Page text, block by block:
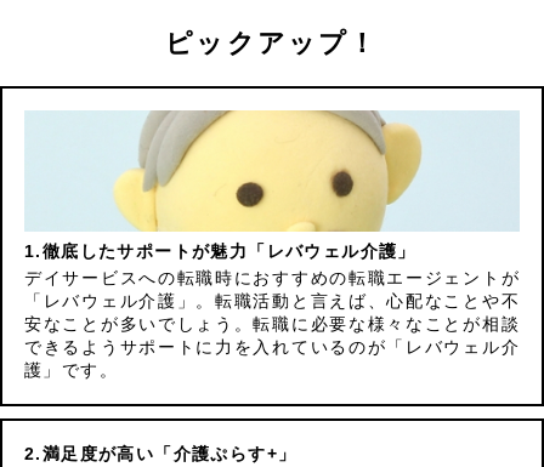
ピックアップ！
徹底したサポートが魅力「レバウェル介護」
デイサービスへの転職時におすすめの転職エージェントが
「レバウェル介護」。転職活動と言えば、心配なことや不
安なことが多いでしょう。転職に必要な様々なことが相談
できるようサポートに力を入れているのが「レバウェル介
護」です。
満足度が高い「介護ぷらす+」